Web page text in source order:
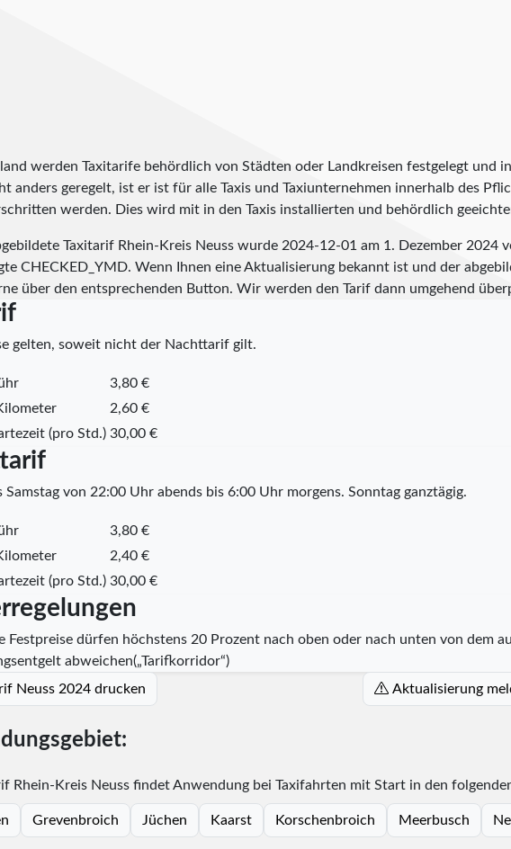
werden Taxitarife behördlich von Städten oder Landkreisen festgelegt und
anders geregelt, ist er ist für alle Taxis und Taxiunternehmen innerhalb des
werden. Dies wird mit in den Taxis installierten und behördlich
Taxitarif Rhein-Kreis Neuss wurde 2024-12-01 am 1. Dezember 2024
CHECKED_YMD. Wenn Ihnen eine Aktualisierung bekannt ist und der
über den entsprechenden Button. Wir werden den Tarif dann umgehend
gelten, soweit nicht der Nachttarif gilt.
3,80 €
2,60 €
(pro Std.) 30,00 €
Samstag von 22:00 Uhr abends bis 6:00 Uhr morgens. Sonntag ganztägig.
3,80 €
2,40 €
(pro Std.) 30,00 €
Festpreise dürfen höchstens 20 Prozent nach oben oder nach unten von dem
abweichen(„Tarifkorridor“)
Neuss 2024 drucken
Aktualisierung
Rhein-Kreis Neuss findet Anwendung bei Taxifahrten mit Start in den
Grevenbroich Jüchen Kaarst Korschenbroich Meerbusch